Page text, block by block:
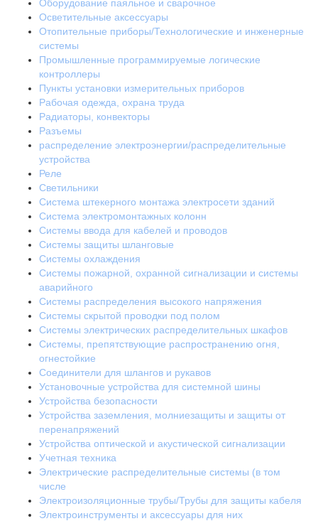
Оборудование паяльное и сварочное
Осветительные аксессуары
Отопительные приборы/Технологические и инженерные
системы
Промышленные программируемые логические
контроллеры
Пункты установки измерительных приборов
Рабочая одежда, охрана труда
Радиаторы, конвекторы
Разъемы
распределение электроэнергии/распределительные
устройства
Реле
Светильники
Система штекерного монтажа электросети зданий
Система электромонтажных колонн
Системы ввода для кабелей и проводов
Системы защиты шланговые
Системы охлаждения
Системы пожарной, охранной сигнализации и системы
аварийного
Системы распределения высокого напряжения
Системы скрытой проводки под полом
Системы электрических распределительных шкафов
Системы, препятствующие распространению огня,
огнестойкие
Соединители для шлангов и рукавов
Установочные устройства для системной шины
Устройства безопасности
Устройства заземления, молниезащиты и защиты от
перенапряжений
Устройства оптической и акустической сигнализации
Учетная техника
Электрические распределительные системы (в том
числе
Электроизоляционные трубы/Трубы для защиты кабеля
Электроинструменты и аксессуары для них